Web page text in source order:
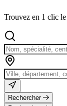
Trouvez en 1 clic
Rechercher